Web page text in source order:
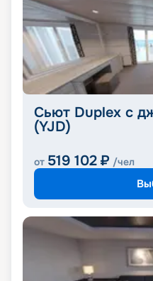
Сьют Duplex с
(YJD)
от 519 102 ₽ /чел